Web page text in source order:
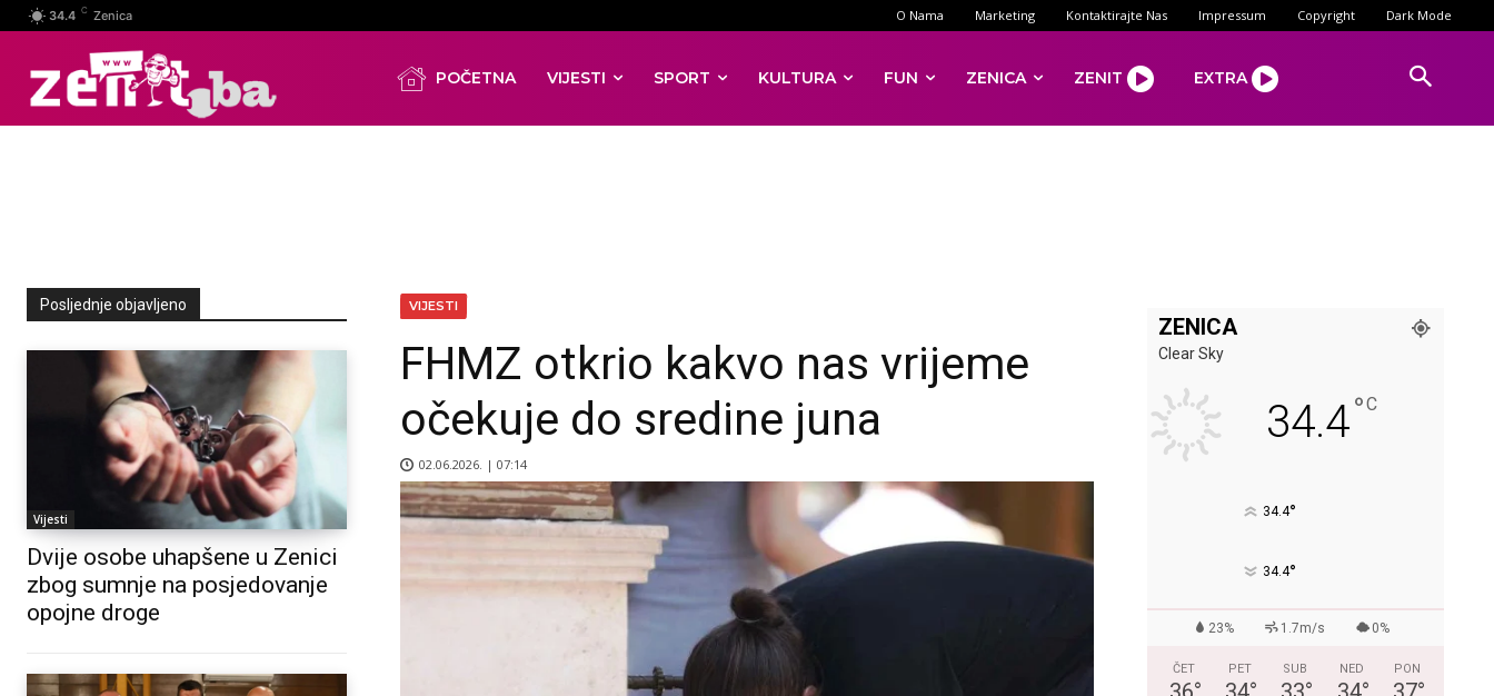
34.4 C Zenica O Nama Marketing Kontaktirajte Nas Impressum Copyright Dark Mode
POČETNA VIJESTI SPORT KULTURA FUN ZENICA ZENIT EXTRA
Posljednje objavljeno
Vijesti
Dvije osobe uhapšene u Zenici
zbog sumnje na posjedovanje
opojne droge
VIJESTI
FHMZ otkrio kakvo nas vrijeme
očekuje do sredine juna
02.06.2026. | 07:14
ZENICA
Clear Sky
34.4°C
34.4°
34.4°
23% 1.7m/s 0%
ČET PET SUB NED PON